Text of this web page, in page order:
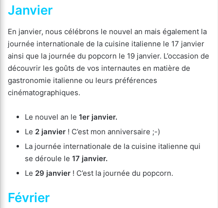
Janvier
En janvier, nous célébrons le nouvel an mais également la
journée internationale de la cuisine italienne le 17 janvier
ainsi que la journée du popcorn le 19 janvier. L’occasion de
découvrir les goûts de vos internautes en matière de
gastronomie italienne ou leurs préférences
cinématographiques.
Le nouvel an le 1er janvier.
Le 2 janvier ! C’est mon anniversaire ;-)
La journée internationale de la cuisine italienne qui
se déroule le 17 janvier.
Le 29 janvier ! C’est la journée du popcorn.
Février